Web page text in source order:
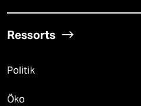
Ressorts
Politik
Öko